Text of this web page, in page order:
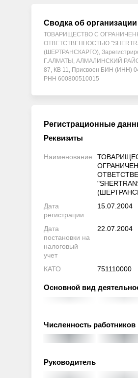
Сводка об организации
ТОВАРИЩЕСТВО С
ОТВЕТСТВЕННОСТЬЮ
(ШЕРТРАНСКАРГО),
Г.АЛМАТЫ, АЛМАЛИНСКИЙ
87, КВ 11, Присвоен БИН (ИНН)
РНН 600800510015
Регистрационные
Реквизиты
Наименование
Дата
регистрации
15.07.2004
Дата
постановки на
налоговый
учет
22.07.2004
КАТО 751110000
Основной вид
Численность работников
Руководитель